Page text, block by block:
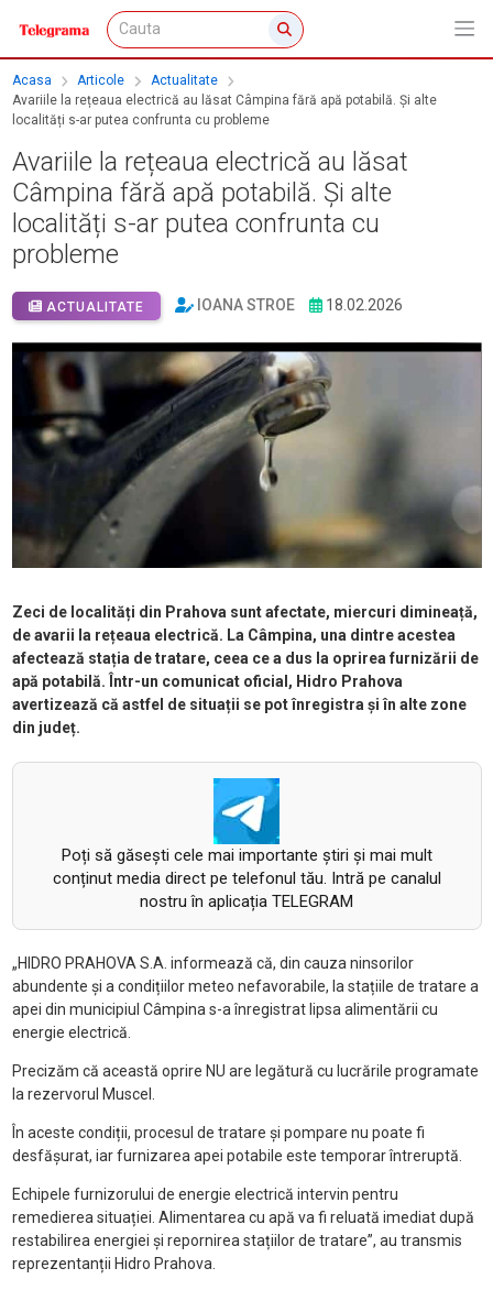
Acasa Articole
Actualitate
Avariile la rețeaua electrică au lăsat Câmpina fără apă potabilă. Și alte
localități s-ar putea confrunta cu probleme
Avariile la rețeaua electrică au lăsat
Câmpina fără apă potabilă. Și alte
localități s-ar putea confrunta cu
probleme
ACTUALITATE IOANA STROE 18.02.2026
Zeci de localități din Prahova sunt afectate, miercuri dimineață,
de avarii la rețeaua electrică. La Câmpina, una dintre acestea
afectează stația de tratare, ceea ce a dus la oprirea furnizării de
apă potabilă. Într-un comunicat oficial, Hidro Prahova
avertizează că astfel de situații se pot înregistra și în alte zone
din județ.
Poți să găsești cele mai importante știri și mai mult
conținut media direct pe telefonul tău. Intră pe canalul
nostru în aplicația TELEGRAM
„HIDRO PRAHOVA S.A. informează că, din cauza ninsorilor
abundente și a condițiilor meteo nefavorabile, la stațiile de tratare a
apei din municipiul Câmpina s-a înregistrat lipsa alimentării cu
energie electrică.
Precizăm că această oprire NU are legătură cu lucrările programate
la rezervorul Muscel.
În aceste condiții, procesul de tratare și pompare nu poate fi
desfășurat, iar furnizarea apei potabile este temporar întreruptă.
Echipele furnizorului de energie electrică intervin pentru
remedierea situației. Alimentarea cu apă va fi reluată imediat după
restabilirea energiei și repornirea stațiilor de tratare”, au transmis
reprezentanții Hidro Prahova.